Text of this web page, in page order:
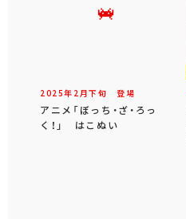
2025年 2 月下旬 登場
アニメ「ぼっち・ざ・ろっ
く！」 はこぬい